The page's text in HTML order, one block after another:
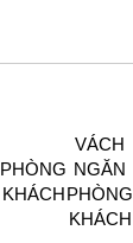
PHÒNG
KHÁCH
VÁCH
NGĂN
PHÒNG
KHÁCH